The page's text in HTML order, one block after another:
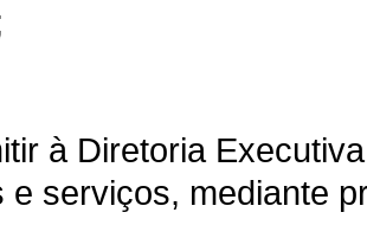
à Diretoria
e serviços, mediante